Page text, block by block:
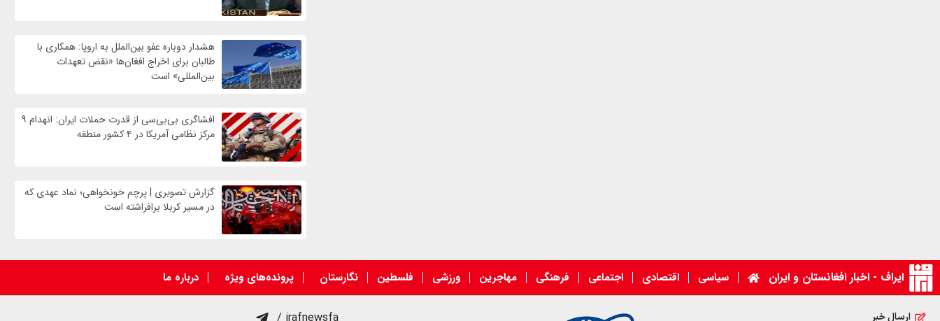
هشدار دوباره عفو بین‌الملل به اروپا: همکاری با
طالبان برای اخراج افغان‌ها «نقض تعهدات
بین‌المللی» است
افشاگری بی‌بی‌سی از قدرت حملات ایران: انهدام ۹
مرکز نظامی آمریکا در ۴ کشور منطقه
گزارش تصویری | پرچم خونخواهی؛ نماد عهدی که
در مسیر کربلا برافراشته است
ایراف - اخبار افغانستان و ایران سیاسی اقتصادی اجتماعی فرهنگی مهاجرین ورزشی فلسطین نگارستان پرونده‌های ویژه درباره ما
ارسال خبر